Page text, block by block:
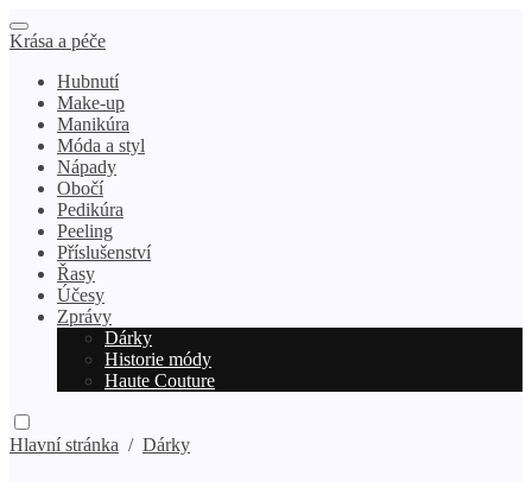
Krása a péče
Hubnutí
Make-up
Manikúra
Móda a styl
Nápady
Obočí
Pedikúra
Peeling
Příslušenství
Řasy
Účesy
Zprávy
Dárky
Historie módy
Haute Couture
Hlavní stránka / Dárky